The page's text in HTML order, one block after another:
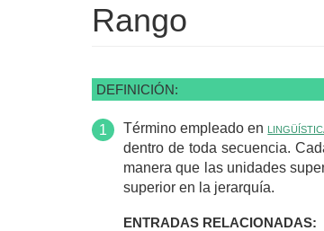
Rango
DEFINICIÓN:
Término empleado en
dentro de toda secuencia.
manera que las unidades
superior en la jerarquía.
ENTRADAS RELACIONADAS: